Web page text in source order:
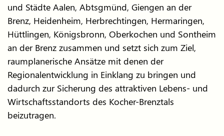
und Städte Aalen, Abtsgmünd, Giengen an der
Brenz, Heidenheim, Herbrechtingen, Hermaringen,
Hüttlingen, Königsbronn, Oberkochen und Sontheim
an der Brenz zusammen und setzt sich zum Ziel,
raumplanerische Ansätze mit denen der
Regionalentwicklung in Einklang zu bringen und
dadurch zur Sicherung des attraktiven Lebens- und
Wirtschaftsstandorts des Kocher-Brenztals
beizutragen.